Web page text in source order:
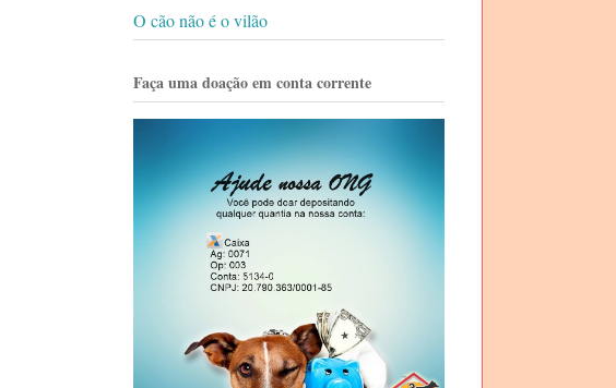
O cão não é o vilão
Faça uma doação em conta corrente